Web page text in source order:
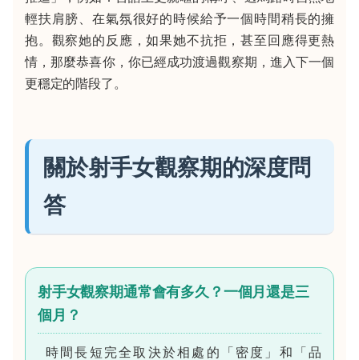
輕扶肩膀、在氣氛很好的時候給予一個時間稍長的擁
抱。觀察她的反應，如果她不抗拒，甚至回應得更熱
情，那麼恭喜你，你已經成功渡過觀察期，進入下一個
更穩定的階段了。
關於射手女觀察期的深度問
答
射手女觀察期通常會有多久？一個月還是三
個月？
時間長短完全取決於相處的「密度」和「品